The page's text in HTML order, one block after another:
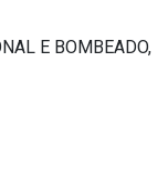
E BOMBEADO,